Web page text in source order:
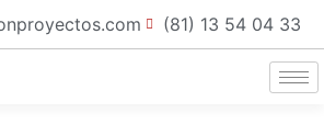
(81) 13 54 04 33